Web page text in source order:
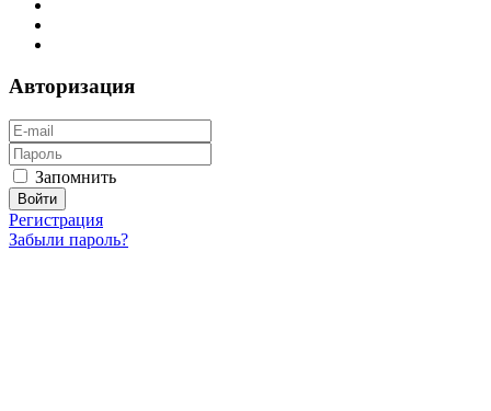
Авторизация
Запомнить
Регистрация
Забыли пароль?